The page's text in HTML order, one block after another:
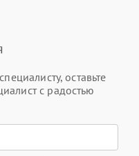
оставьте
с радостью